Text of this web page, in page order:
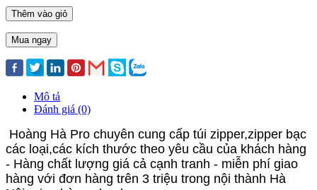
Thêm vào giỏ
Mua ngay
Mô tả
Đánh giá (0)
Hoàng Hà Pro chuyên cung cấp túi zipper,zipper bạc
các loại,các kích thước theo yêu cầu của khách hàng
- Hàng chất lượng giá cả cạnh tranh - miễn phí giao
hàng với đơn hàng trên 3 triệu trong nội thành Hà